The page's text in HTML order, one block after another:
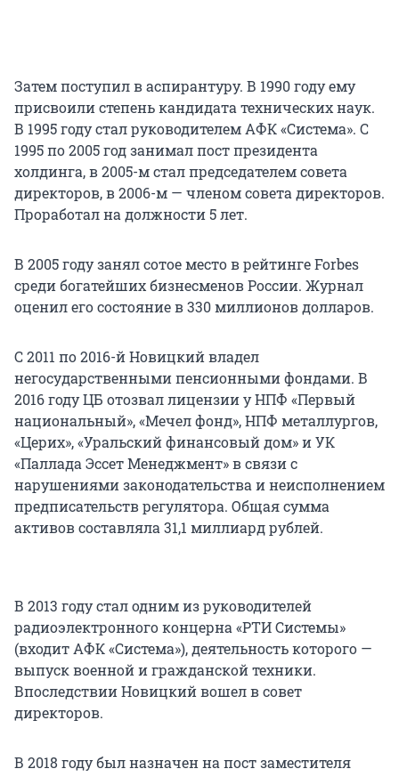
Затем поступил в аспирантуру. В 1990 году ему
присвоили степень кандидата технических наук.
В 1995 году стал руководителем АФК «Система». C
1995 по 2005 год занимал пост президента
холдинга, в 2005-м стал председателем совета
директоров, в 2006-м — членом совета директоров.
Проработал на должности 5 лет.
В 2005 году занял сотое место в рейтинге Forbes
среди богатейших бизнесменов России. Журнал
оценил его состояние в 330 миллионов долларов.
С 2011 по 2016-й Новицкий владел
негосударственными пенсионными фондами. В
2016 году ЦБ отозвал лицензии у НПФ «Первый
национальный», «Мечел фонд», НПФ металлургов,
«Церих», «Уральский финансовый дом» и УК
«Паллада Эссет Менеджмент» в связи с
нарушениями законодательства и неисполнением
предписательств регулятора. Общая сумма
активов составляла 31,1 миллиард рублей.
В 2013 году стал одним из руководителей
радиоэлектронного концерна «РТИ Системы»
(входит АФК «Система»), деятельность которого —
выпуск военной и гражданской техники.
Впоследствии Новицкий вошел в совет
директоров.
В 2018 году был назначен на пост заместителя